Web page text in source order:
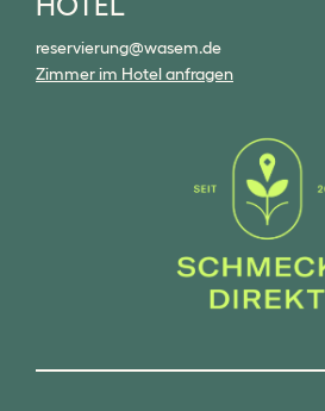
reservierung@wasem.de
Zimmer im Hotel anfragen